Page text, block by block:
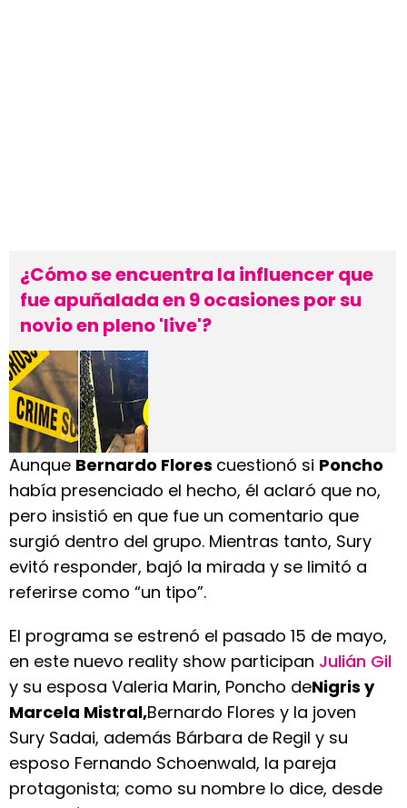
¿Cómo se encuentra la influencer que
fue apuñalada en 9 ocasiones por su
novio en pleno 'live'?
Aunque Bernardo Flores cuestionó si Poncho
había presenciado el hecho, él aclaró que no,
pero insistió en que fue un comentario que
surgió dentro del grupo. Mientras tanto, Sury
evitó responder, bajó la mirada y se limitó a
referirse como “un tipo”.
El programa se estrenó el pasado 15 de mayo,
en este nuevo reality show participan Julián Gil
y su esposa Valeria Marin, Poncho deNigris y
Marcela Mistral,Bernardo Flores y la joven
Sury Sadai, además Bárbara de Regil y su
esposo Fernando Schoenwald, la pareja
protagonista; como su nombre lo dice, desde